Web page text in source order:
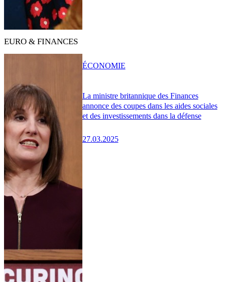
EURO & FINANCES
La ministre britannique des Finances
annonce des coupes dans les aides sociales
et des investissements dans la défense
27.03.2025
ÉCONOMIE